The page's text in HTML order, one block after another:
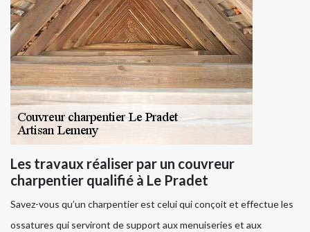
Les travaux réaliser par un couvreur
charpentier qualifié à Le Pradet
Savez-vous qu’un charpentier est celui qui conçoit et effectue les
ossatures qui serviront de support aux menuiseries et aux